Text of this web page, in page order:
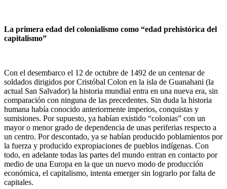
La primera edad del colonialismo como “edad prehistórica del
capitalismo”
Con el desembarco el 12 de octubre de 1492 de un centenar de
soldados dirigidos por Cristóbal Colon en la isla de Guanahani (la
actual San Salvador) la historia mundial entra en una nueva era, sin
comparación con ninguna de las precedentes. Sin duda la historia
humana había conocido anteriormente imperios, conquistas y
sumisiones. Por supuesto, ya habían existido “colonias” con un
mayor o menor grado de dependencia de unas periferias respecto a
un centro. Por descontado, ya se habían producido poblamientos por
la fuerza y producido expropiaciones de pueblos indígenas. Con
todo, en adelante todas las partes del mundo entran en contacto por
medio de una Europa en la que un nuevo modo de producción
económica, el capitalismo, intenta emerger sin lograrlo por falta de
capitales.